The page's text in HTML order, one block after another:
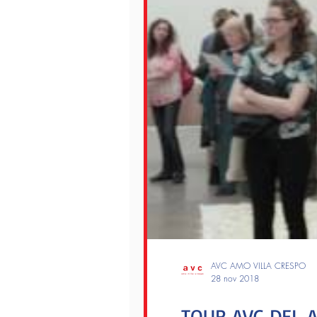
AVC AMO VILLA CRESPO
28 nov 2018